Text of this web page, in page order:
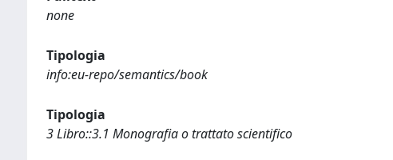
none
Tipologia
info:eu-repo/semantics/book
Tipologia
3 Libro::3.1 Monografia o trattato scientifico